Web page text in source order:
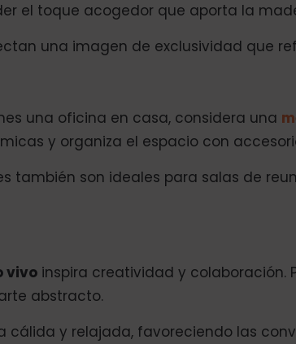
el toque acogedor que aporta la
una imagen de exclusividad que
una oficina en casa, considera una
y organiza el espacio con
también son ideales para salas de
vivo inspira creatividad y colaboración.
abstracto.
y relajada, favoreciendo las